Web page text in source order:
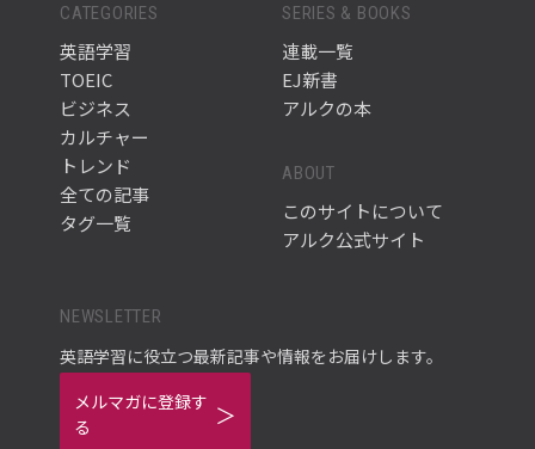
CATEGORIES
英語学習
TOEIC
ビジネス
カルチャー
トレンド
全ての記事
タグ一覧
SERIES & BOOKS
連載一覧
EJ新書
アルクの本
ABOUT
このサイトについて
アルク公式サイト
NEWSLETTER
英語学習に役立つ最新記事や情報をお届けします。
メルマガに登録す
る